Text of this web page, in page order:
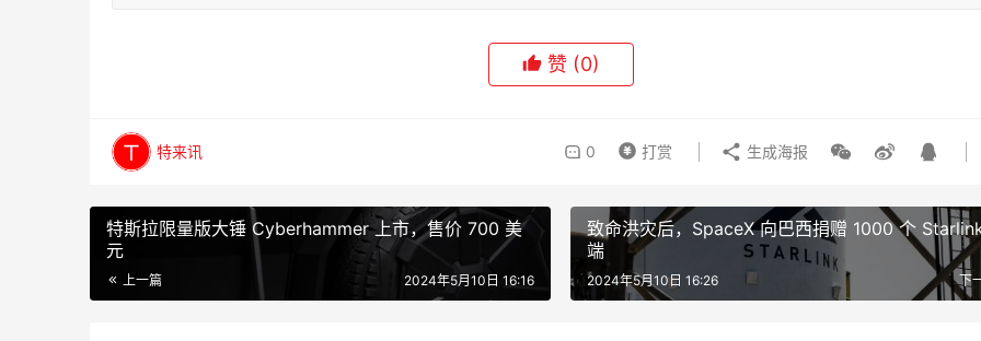
赞 (0)
特来讯 0 打赏 生成海报
特斯拉限量版大锤 Cyberhammer 上市，售价 700 美
元
上一篇 2024年5月10日 16:16
致命洪灾后，SpaceX 向巴西捐赠 1000 个
端
下
2024年5月10日 16:26